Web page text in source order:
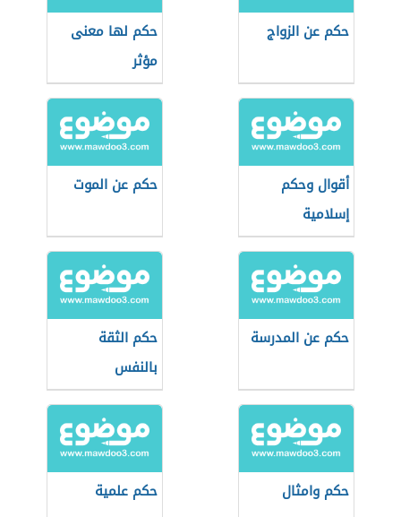
حكم عن الزواج
حكم لها معنى
مؤثر
أقوال وحكم
إسلامية
حكم عن الموت
حكم عن المدرسة
حكم الثقة
بالنفس
حكم وامثال حكم علمية